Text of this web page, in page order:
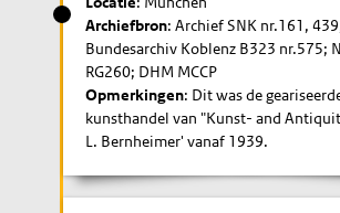
Archiefbron: Archief SNK nr.161,
Bundesarchiv Koblenz B323 nr.575;
RG260; DHM MCCP
Opmerkingen: Dit was de
kunsthandel van "Kunst- and
L. Bernheimer' vanaf 1939.